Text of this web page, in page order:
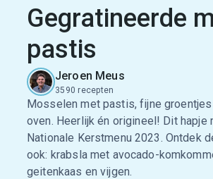
Gegratineerde
pastis
Jeroen Meus
3590 recepten
Mosselen met pastis, fijne
oven. Heerlijk én origineel! Dit
Nationale Kerstmenu 2023. Ontdek
ook: krabsla met avocado-
geitenkaas en vijgen.